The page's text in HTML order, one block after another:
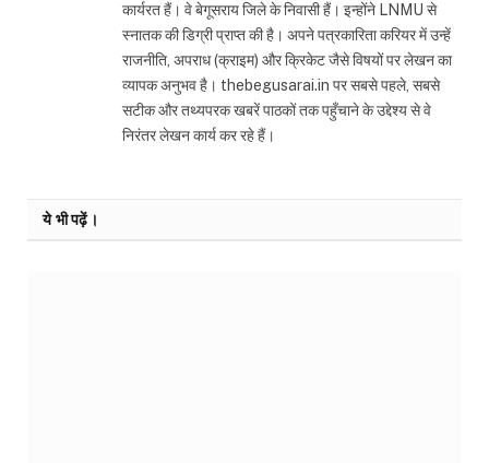
कार्यरत हैं। वे बेगूसराय जिले के निवासी हैं। इन्होंने LNMU से
स्नातक की डिग्री प्राप्त की है। अपने पत्रकारिता करियर में उन्हें
राजनीति, अपराध (क्राइम) और क्रिकेट जैसे विषयों पर लेखन का
व्यापक अनुभव है। thebegusarai.in पर सबसे पहले, सबसे
सटीक और तथ्यपरक खबरें पाठकों तक पहुँचाने के उद्देश्य से वे
निरंतर लेखन कार्य कर रहे हैं।
ये भी पढ़ें।